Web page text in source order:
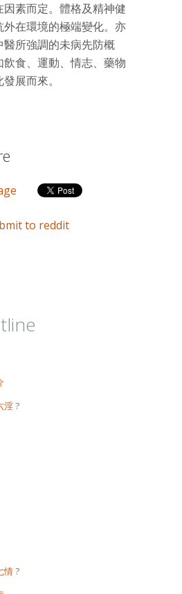
素而定。體格及精神健
在環境的極端變化。亦
醫所強調的未病先防概
食、運動、情志、藥物
展而來。
淫 ?
情 ?